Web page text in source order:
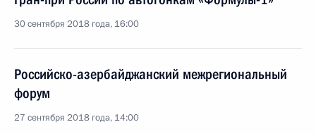
30 сентября 2018 года, 16:00
Российско-азербайджанский межрегиональный
форум
27 сентября 2018 года, 14:00